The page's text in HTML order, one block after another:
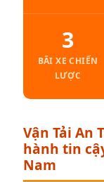
3
BÃI XE CHIẾN
LƯỢC
Vận Tải An
hành tin
Nam